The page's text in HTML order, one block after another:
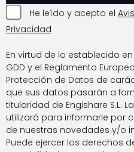
He leído y acepto el
Privacidad
En virtud de lo establecido en
GDD y el Reglamento
Protección de Datos de
que sus datos pasarán a
titularidad de Engishare S.L.
utilizará para informarle por
de nuestras novedades y/o
Puede ejercer los derechos